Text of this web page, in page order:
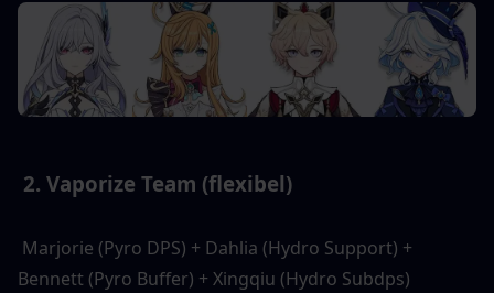
2. Vaporize Team (flexibel)
Marjorie (Pyro DPS) + Dahlia (Hydro Support) +
Bennett (Pyro Buffer) + Xingqiu (Hydro Subdps)